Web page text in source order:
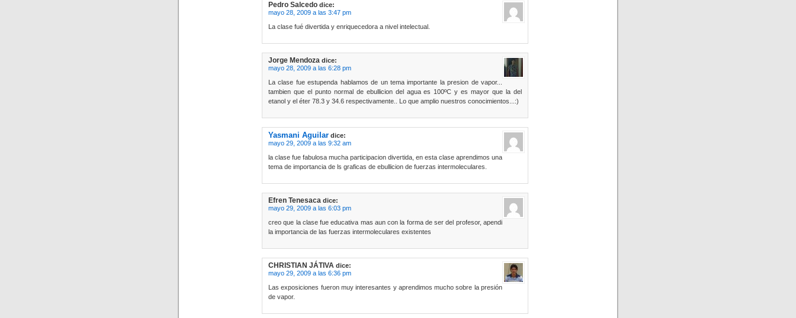
Pedro Salcedo dice:
mayo 28, 2009 a las 3:47 pm
La clase fué divertida y enriquecedora a nivel intelectual.
Jorge Mendoza dice:
mayo 28, 2009 a las 6:28 pm
La clase fue estupenda hablamos de un tema importante la presion de vapor...
tambien que el punto normal de ebullicion del agua es 100ºC y es mayor que la del
etanol y el éter 78.3 y 34.6 respectivamente.. Lo que amplio nuestros conocimientos...:)
Yasmani Aguilar dice:
mayo 29, 2009 a las 9:32 am
la clase fue fabulosa mucha participacion divertida, en esta clase aprendimos una
tema de importancia de ls graficas de ebullicion de fuerzas intermoleculares.
Efren Tenesaca dice:
mayo 29, 2009 a las 6:03 pm
creo que la clase fue educativa mas aun con la forma de ser del profesor, apendi
la importancia de las fuerzas intermoleculares existentes
CHRISTIAN JÁTIVA dice:
mayo 29, 2009 a las 6:36 pm
Las exposiciones fueron muy interesantes y aprendimos mucho sobre la presión
de vapor.